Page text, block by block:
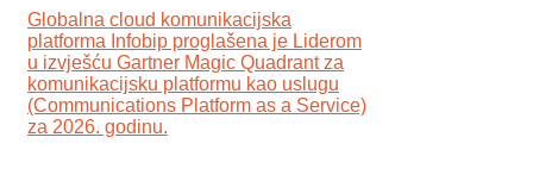
Globalna cloud komunikacijska
platforma Infobip proglašena je Liderom
u izvješću Gartner Magic Quadrant za
komunikacijsku platformu kao uslugu
(Communications Platform as a Service)
za 2026. godinu.